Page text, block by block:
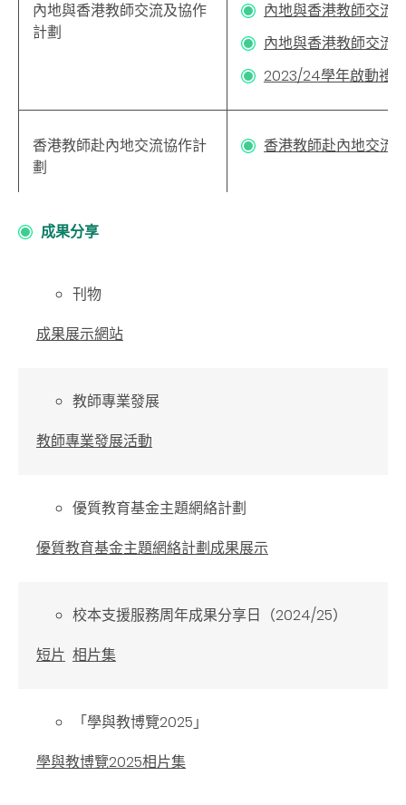
內地與香港教師交流及協作
計劃
內地與香港教師交流
內地與香港教師交流
2023/24學年啟動禮
香港教師赴內地交流協作計
劃
香港教師赴內地交流
成果分享
刊物
成果展示網站
教師專業發展
教師專業發展活動
優質教育基金主題網絡計劃
優質教育基金主題網絡計劃成果展示
校本支援服務周年成果分享日（2024/25）
短片 相片集
「學與教博覽2025」
學與教博覽2025相片集